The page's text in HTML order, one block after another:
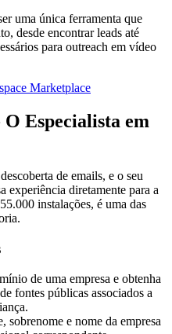
uma única ferramenta que
desde encontrar leads até
para outreach em vídeo
Marketplace
Especialista em
de emails, e o seu
experiência diretamente para a
instalações, é uma das
de uma empresa e obtenha
fontes públicas associados a
sobrenome e nome da empresa